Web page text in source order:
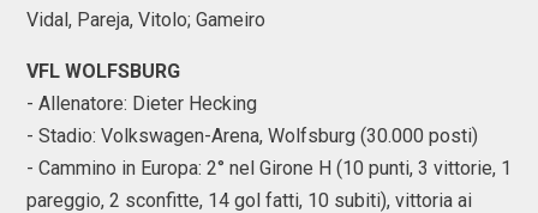
Vidal, Pareja, Vitolo; Gameiro
VFL WOLFSBURG
- Allenatore: Dieter Hecking
- Stadio: Volkswagen-Arena, Wolfsburg (30.000 posti)
- Cammino in Europa: 2° nel Girone H (10 punti, 3 vittorie, 1
pareggio, 2 sconfitte, 14 gol fatti, 10 subiti), vittoria ai